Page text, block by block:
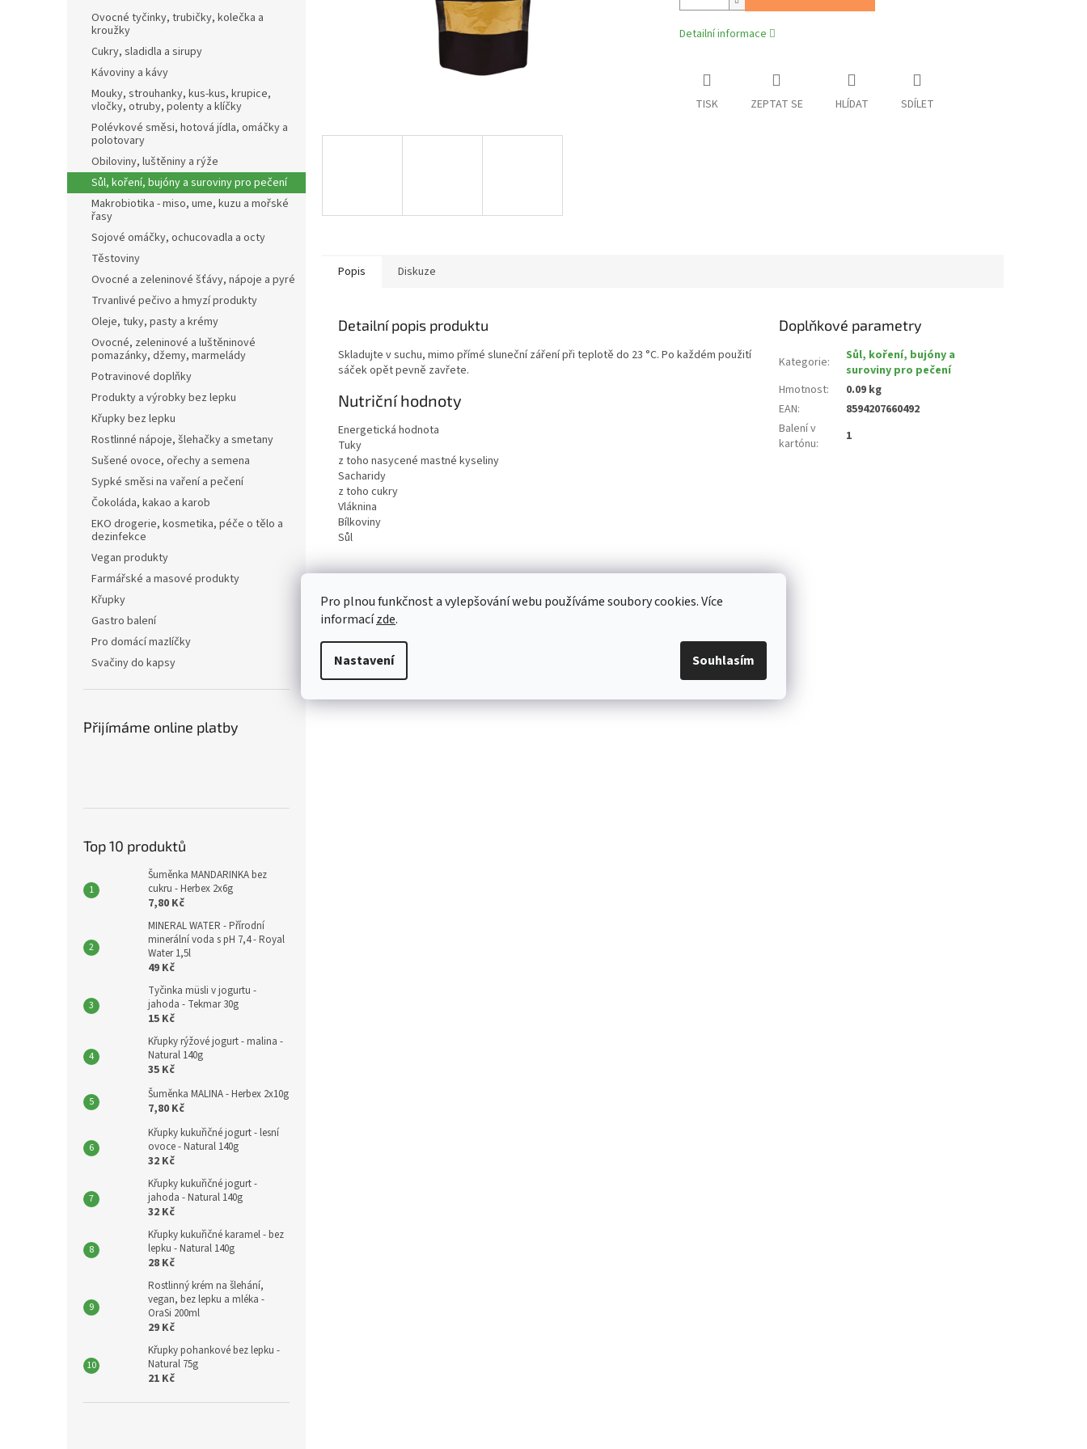
Pro plnou funkčnost a vylepšování webu používáme soubory cookies. Více
informacízde.
Nastavení Souhlasím
Ovocné tyčinky, trubičky, kolečka a
kroužky
Cukry, sladidla a sirupy
Kávoviny a kávy
Mouky, strouhanky, kus-kus, krupice,
vločky, otruby, polenty a klíčky
Polévkové směsi, hotová jídla, omáčky a
polotovary
Obiloviny, luštěniny a rýže
Sůl, koření, bujóny a suroviny pro pečení
Makrobiotika - miso, ume, kuzu a mořské
řasy
Sojové omáčky, ochucovadla a octy
Těstoviny
Ovocné a zeleninové šťávy, nápoje a pyré
Trvanlivé pečivo a hmyzí produkty
Oleje, tuky, pasty a krémy
Ovocné, zeleninové a luštěninové
pomazánky, džemy, marmelády
Potravinové doplňky
Produkty a výrobky bez lepku
Křupky bez lepku
Rostlinné nápoje, šlehačky a smetany
Sušené ovoce, ořechy a semena
Sypké směsi na vaření a pečení
Čokoláda, kakao a karob
EKO drogerie, kosmetika, péče o tělo a
dezinfekce
Vegan produkty
Farmářské a masové produkty
Křupky
Gastro balení
Pro domácí mazlíčky
Svačiny do kapsy
Přijímáme online platby
Top 10 produktů
Šuměnka MANDARINKA bez
cukru - Herbex 2x6g
7,80 Kč
MINERAL WATER - Přírodní
minerální voda s pH 7,4 - Royal
Water 1,5l
49 Kč
Tyčinka müsli v jogurtu -
jahoda - Tekmar 30g
15 Kč
Křupky rýžové jogurt - malina -
Natural 140g
35 Kč
Šuměnka MALINA - Herbex 2x10g
7,80 Kč
Křupky kukuřičné jogurt - lesní
ovoce - Natural 140g
32 Kč
Křupky kukuřičné jogurt -
jahoda - Natural 140g
32 Kč
Křupky kukuřičné karamel - bez
lepku - Natural 140g
28 Kč
Rostlinný krém na šlehání,
vegan, bez lepku a mléka -
OraSi 200ml
29 Kč
Křupky pohankové bez lepku -
Natural 75g
21 Kč
Detailní informace
TISK ZEPTAT SE HLÍDAT SDÍLET
Popis Diskuze
Detailní popis produktu
Skladujte v suchu, mimo přímé sluneční záření při teplotě do 23 °C. Po každém použití
sáček opět pevně zavřete.
Nutriční hodnoty
Energetická hodnota
Tuky
z toho nasycené mastné kyseliny
Sacharidy
z toho cukry
Vláknina
Bílkoviny
Sůl
Doplňkové parametry
Kategorie:
Sůl, koření, bujóny a
suroviny pro pečení
Hmotnost:
0.09 kg
EAN:
8594207660492
Balení v
kartónu: 1